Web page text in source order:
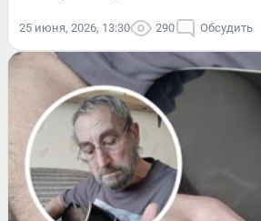
25 июня, 2026, 13:30 290 Обсудить